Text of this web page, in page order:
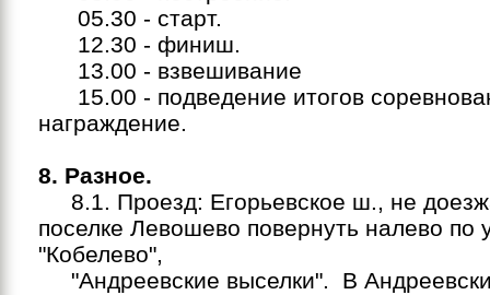
05.30 - старт.
12.30 - финиш.
13.00 - взвешивание
15.00 - подведение итогов
награждение.
8. Разное.
8.1. Проезд: Егорьевское ш., не
поселке Левошево повернуть налево по
"Кобелево",
"Андреевские выселки". В